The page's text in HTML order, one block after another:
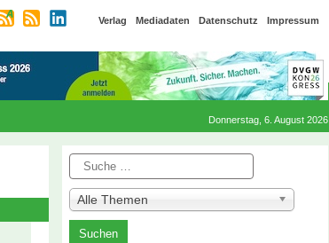
Verlag Mediadaten Datenschutz Impressum
Donnerstag, 6. August 2026
Suche
Alle Themen